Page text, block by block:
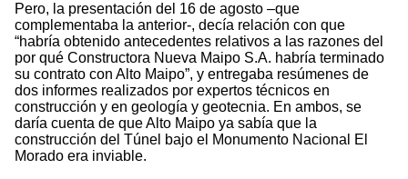
Pero, la presentación del 16 de agosto –que
complementaba la anterior-, decía relación con que
“habría obtenido antecedentes relativos a las razones del
por qué Constructora Nueva Maipo S.A. habría terminado
su contrato con Alto Maipo”, y entregaba resúmenes de
dos informes realizados por expertos técnicos en
construcción y en geología y geotecnia. En ambos, se
daría cuenta de que Alto Maipo ya sabía que la
construcción del Túnel bajo el Monumento Nacional El
Morado era inviable.